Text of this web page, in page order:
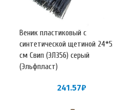
Веник пластиковый с
синтетической щетиной
см Свип (ЭЛ356) серый
(Эльфпласт)
241.57₽